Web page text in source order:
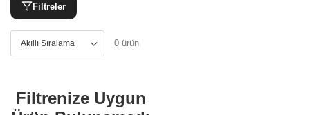
Filtreler
0 ürün